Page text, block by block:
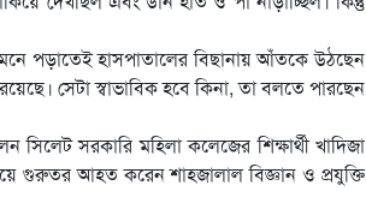
পড়াতেই হাসপাতালের বিছানায় আঁতকে উঠছেন
সেটা স্বাভাবিক হবে কিনা, তা বলতে পারছেন
সিলেট সরকারি মহিলা কলেজের শিক্ষার্থী খাদিজা
গুরুতর আহত করেন শাহজালাল বিজ্ঞান ও প্রযুক্তি